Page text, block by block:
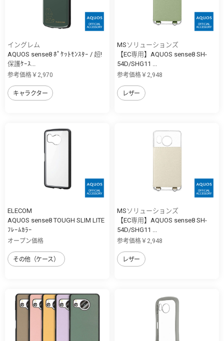
イングレム
AQUOS sense8 ﾎﾟｹｯﾄﾓﾝｽﾀｰ / 超!
保護ｹｰｽ...
参考価格￥2,970
キャラクター
MSソリューションズ
【EC専用】AQUOS sense8 SH-
54D/SHG11 ...
参考価格￥2,948
レザー
ELECOM
AQUOS sense8 TOUGH SLIM LITE
ﾌﾚｰﾑｶﾗｰ
オープン価格
その他（ケース）
MSソリューションズ
【EC専用】AQUOS sense8 SH-
54D/SHG11 ...
参考価格￥2,948
レザー